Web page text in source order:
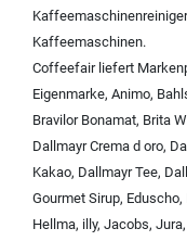
Kaffeemaschinen.
Coffeefair liefert
Eigenmarke, Animo,
Bravilor Bonamat, Brita
Dallmayr Crema d oro,
Kakao, Dallmayr Tee,
Gourmet Sirup, Eduscho,
Hellma, illy, Jacobs, Jura,